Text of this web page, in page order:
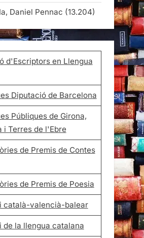
Daniel Pennac (13.204)
d'Escriptors en Llengua
Diputació de Barcelona
Públiques de Girona,
i Terres de l'Ebre
de Premis de Contes
de Premis de Poesia
català-valencià-balear
de la llengua catalana